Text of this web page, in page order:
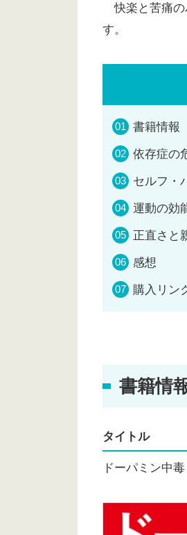
快楽と苦痛の
す。
書籍情報
依存症の
セルフ・
運動の効
正直さと
感想
購入リン
書籍情
タイトル
ドーパミン中毒